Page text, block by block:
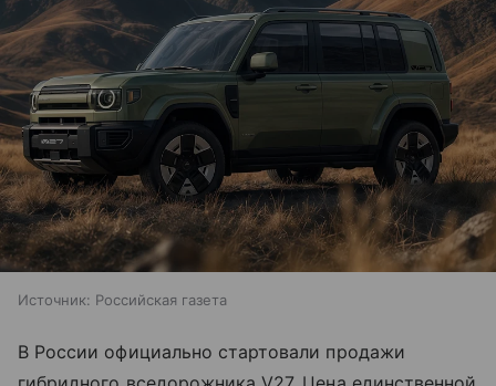
Источник: Российская газета
В России официально стартовали продажи